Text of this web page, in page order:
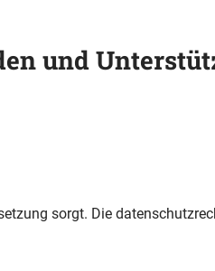
und
sorgt. Die